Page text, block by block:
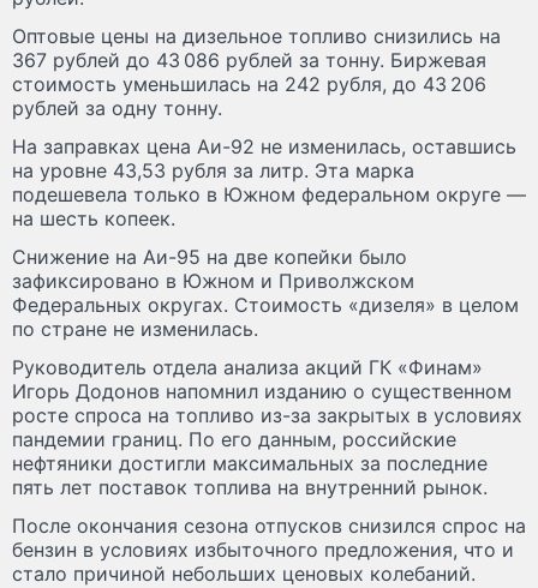
Оптовые цены на дизельное топливо снизились на
367 рублей до 43 086 рублей за тонну. Биржевая
стоимость уменьшилась на 242 рубля, до 43 206
рублей за одну тонну.
На заправках цена Аи-92 не изменилась, оставшись
на уровне 43,53 рубля за литр. Эта марка
подешевела только в Южном федеральном округе —
на шесть копеек.
Снижение на Аи-95 на две копейки было
зафиксировано в Южном и Приволжском
Федеральных округах. Стоимость «дизеля» в целом
по стране не изменилась.
Руководитель отдела анализа акций ГК «Финам»
Игорь Додонов напомнил изданию о существенном
росте спроса на топливо из-за закрытых в условиях
пандемии границ. По его данным, российские
нефтяники достигли максимальных за последние
пять лет поставок топлива на внутренний рынок.
После окончания сезона отпусков снизился спрос на
бензин в условиях избыточного предложения, что и
стало причиной небольших ценовых колебаний.